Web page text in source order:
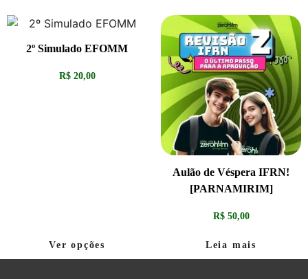
2º Simulado EFOMM
R$20,00
Ver opções
Aulão de Véspera IFRN!
[PARNAMIRIM]
R$50,00
Leia mais